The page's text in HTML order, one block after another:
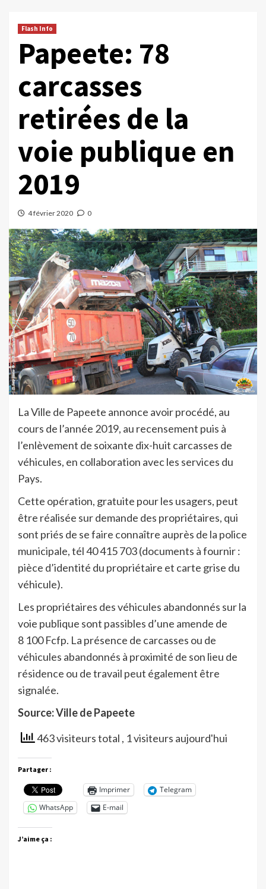
Flash Info
Papeete: 78
carcasses
retirées de la
voie publique en
2019
4 février 2020 0
La Ville de Papeete annonce avoir procédé, au
cours de l’année 2019, au recensement puis à
l’enlèvement de soixante dix-huit carcasses de
véhicules, en collaboration avec les services du
Pays.
Cette opération, gratuite pour les usagers, peut
être réalisée sur demande des propriétaires, qui
sont priés de se faire connaître auprès de la police
municipale, tél 40 415 703 (documents à fournir :
pièce d’identité du propriétaire et carte grise du
véhicule).
Les propriétaires des véhicules abandonnés sur la
voie publique sont passibles d’une amende de
8 100 Fcfp. La présence de carcasses ou de
véhicules abandonnés à proximité de son lieu de
résidence ou de travail peut également être
signalée.
Source: Ville de Papeete
463 visiteurs total , 1 visiteurs aujourd'hui
Partager :
Imprimer
Telegram
WhatsApp
E-mail
J’aime ça :